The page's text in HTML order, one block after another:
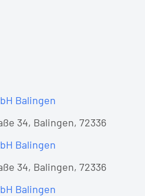
Balingen
34, Balingen, 72336
Balingen
34, Balingen, 72336
Balingen